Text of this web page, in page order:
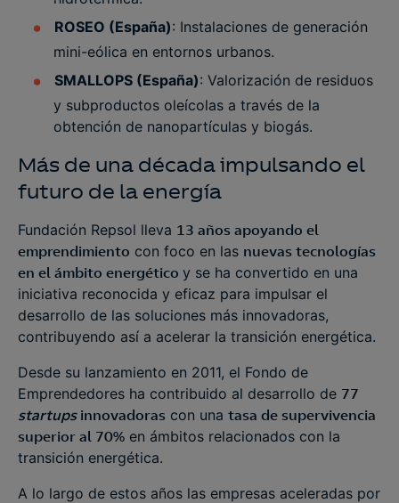
ROSEO (España): Instalaciones de generación
mini-eólica en entornos urbanos.
SMALLOPS (España): Valorización de residuos
y subproductos oleícolas a través de la
obtención de nanopartículas y biogás.
Más de una década impulsando el
futuro de la energía
Fundación Repsol lleva 13 años apoyando el
emprendimiento con foco en las nuevas tecnologías
en el ámbito energético y se ha convertido en una
iniciativa reconocida y eficaz para impulsar el
desarrollo de las soluciones más innovadoras,
contribuyendo así a acelerar la transición energética.
Desde su lanzamiento en 2011, el Fondo de
Emprendedores ha contribuido al desarrollo de 77
startups innovadoras con una tasa de supervivencia
superior al 70% en ámbitos relacionados con la
transición energética.
A lo largo de estos años las empresas aceleradas por